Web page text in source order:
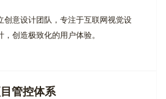
创意设计团队，专注于互联网视觉设
创造极致化的用户体验。
管控体系